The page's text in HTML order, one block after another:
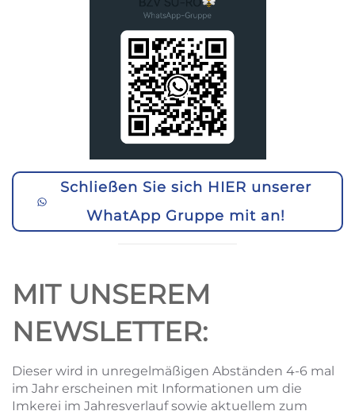
Schließen Sie sich HIER unserer
WhatApp Gruppe mit an!
MIT UNSEREM
NEWSLETTER:
Dieser wird in unregelmäßigen Abständen 4-6 mal
im Jahr erscheinen mit Informationen um die
Imkerei im Jahresverlauf sowie aktuellem zum